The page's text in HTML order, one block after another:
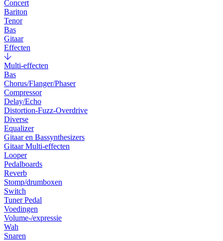
Concert
Bariton
Tenor
Bas
Gitaar
Effecten
Multi-effecten
Bas
Chorus/Flanger/Phaser
Compressor
Delay/Echo
Distortion-Fuzz-Overdrive
Diverse
Equalizer
Gitaar en Bassynthesizers
Gitaar Multi-effecten
Looper
Pedalboards
Reverb
Stomp/drumboxen
Switch
Tuner Pedal
Voedingen
Volume-/expressie
Wah
Snaren